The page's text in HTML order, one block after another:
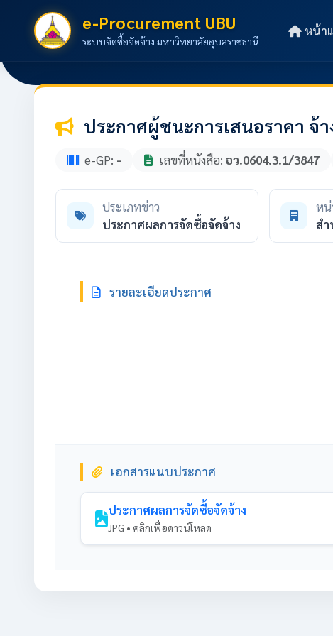
e-Procurement UBU
ระบบจัดซื้อจัดจ้าง มหาวิทยาลัยอุบลราชธานี
หน้า
ประกาศผู้ชนะการเสนอราคา จ้
e-GP: - เลขที่หนังสือ: อว.0604.3.1/3847
ประเภทข่าว
ประกาศผลการจัดซื้อจัดจ้าง
หน่
สำ
รายละเอียดประกาศ
เอกสารแนบประกาศ
ประกาศผลการจัดซื้อจัดจ้าง
JPG • คลิกเพื่อดาวน์โหลด